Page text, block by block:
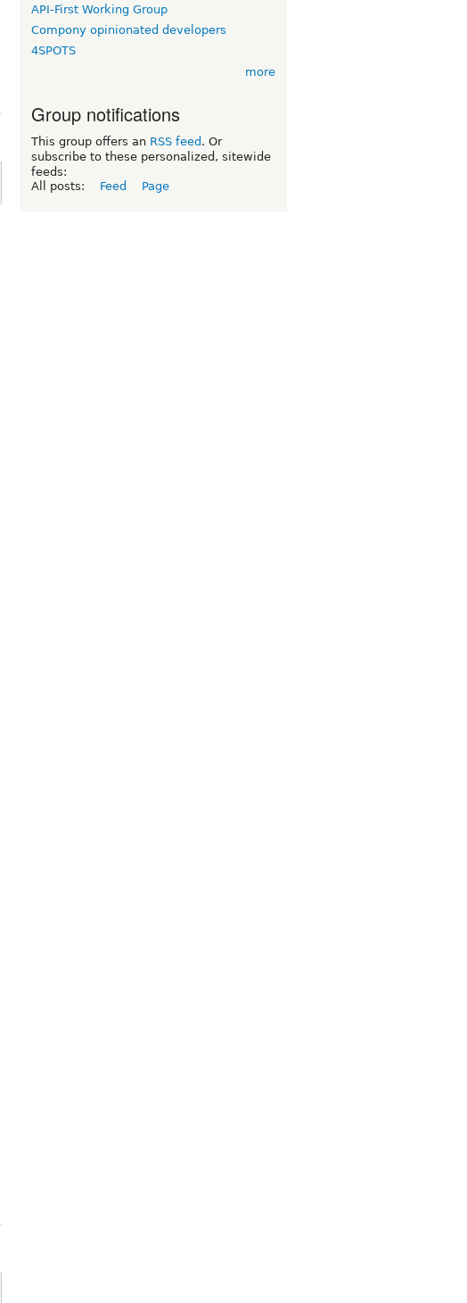
API-First Working Group
Compony opinionated developers
4SPOTS
more
Group notifications
This group offers an RSS feed . Or
subscribe to these personalized, sitewide
feeds:
All posts:
Feed Page